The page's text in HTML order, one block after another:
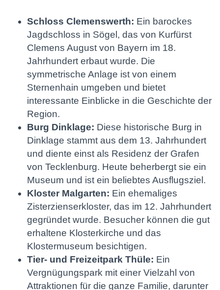
Schloss Clemenswerth: Ein barockes
Jagdschloss in Sögel, das von Kurfürst
Clemens August von Bayern im 18.
Jahrhundert erbaut wurde. Die
symmetrische Anlage ist von einem
Sternenhain umgeben und bietet
interessante Einblicke in die Geschichte der
Region.
Burg Dinklage: Diese historische Burg in
Dinklage stammt aus dem 13. Jahrhundert
und diente einst als Residenz der Grafen
von Tecklenburg. Heute beherbergt sie ein
Museum und ist ein beliebtes Ausflugsziel.
Kloster Malgarten: Ein ehemaliges
Zisterzienserkloster, das im 12. Jahrhundert
gegründet wurde. Besucher können die gut
erhaltene Klosterkirche und das
Klostermuseum besichtigen.
Tier- und Freizeitpark Thüle: Ein
Vergnügungspark mit einer Vielzahl von
Attraktionen für die ganze Familie, darunter